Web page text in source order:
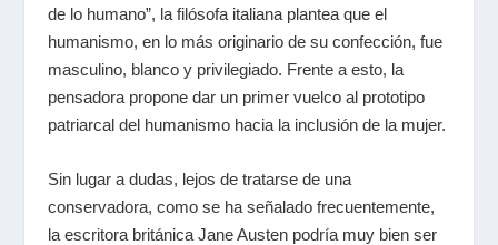
de lo humano”, la filósofa italiana plantea que el
humanismo, en lo más originario de su confección, fue
masculino, blanco y privilegiado. Frente a esto, la
pensadora propone dar un primer vuelco al prototipo
patriarcal del humanismo hacia la inclusión de la mujer.
Sin lugar a dudas, lejos de tratarse de una
conservadora, como se ha señalado frecuentemente,
la escritora británica Jane Austen podría muy bien ser